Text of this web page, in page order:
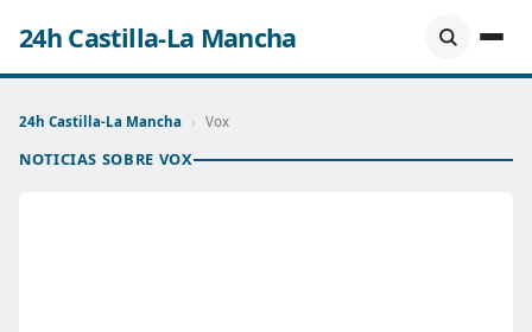
24h Castilla-La Mancha
24h Castilla-La Mancha › Vox
NOTICIAS SOBRE VOX